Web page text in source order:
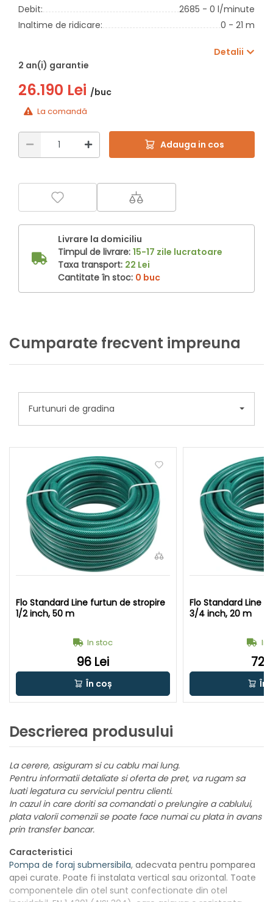
Debit:
2685 - 0 l/minute
Inaltime de ridicare:
0 - 21 m
Detalii
2 an(i) garantie
26.190 Lei /buc
La comandă
Adauga in cos
Livrare la domiciliu
Timpul de livrare: 15-17 zile lucratoare
Taxa transport: 22 Lei
Cantitate în stoc: 0 buc
Cumparate frecvent impreuna
Furtunuri de gradina
Flo Standard Line furtun de stropire
1/2 inch, 50 m
In stoc
96 Lei
În coș
Flo Standard Line
3/4 inch, 20 m
In
72
În
Descrierea produsului
La cerere, asiguram si cu cablu mai lung.
Pentru informatii detaliate si oferta de pret, va rugam sa
luati legatura cu serviciul pentru clienti.
In cazul in care doriti sa comandati o prelungire a cablului,
plata valorii comenzii se poate face numai cu plata in avans
prin transfer bancar.
Caracteristici
Pompa de foraj submersibila, adecvata pentru pomparea
apei curate. Poate fi instalata vertical sau orizontal. Toate
componentele din otel sunt confectionate din otel